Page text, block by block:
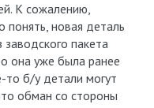
К сожалению,
новая деталь
заводского пакета
она уже была ранее
то б/у детали могут
обман со стороны